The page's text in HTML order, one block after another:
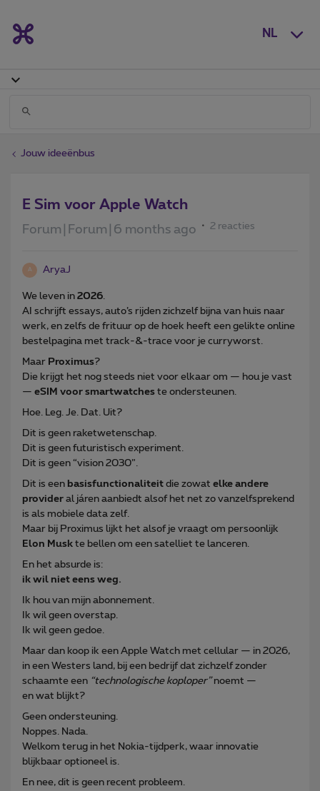
NL
Jouw ideeënbus
E Sim voor Apple Watch
Forum|Forum|6 months ago 2 reacties
A AryaJ
We leven in 2026
AI schrijft essays, auto’s rijden zichzelf bijna van huis naar
werk, en zelfs de frituur op de hoek heeft een gelikte online
bestelpagina met track-&-trace voor je curryworst.
Maar Proximus?
Die krijgt het nog steeds niet voor elkaar om — hou je vast
— eSIM voor smartwatches te ondersteunen.
Hoe. Leg. Je. Dat. Uit?
Dit is geen raketwetenschap.
Dit is geen futuristisch experiment.
Dit is geen “vision 2030”.
Dit is een basisfunctionaliteit die zowat elke andere
provider al járen aanbiedt alsof het net zo vanzelfsprekend
is als mobiele data zelf.
Maar bij Proximus lijkt het alsof je vraagt om persoonlijk
Elon Musk te bellen om een satelliet te lanceren.
En het absurde is:
ik wil niet eens weg.
Ik hou van mijn abonnement.
Ik wil geen overstap.
Ik wil geen gedoe.
Maar dan koop ik een Apple Watch met cellular — in 2026,
in een Westers land, bij een bedrijf dat zichzelf zonder
schaamte een “technologische koploper”noemt —
en wat blijkt?
Geen ondersteuning.
Noppes. Nada.
Welkom terug in het Nokia-tijdperk, waar innovatie
blijkbaar optioneel is.
En nee, dit is geen recent probleem.